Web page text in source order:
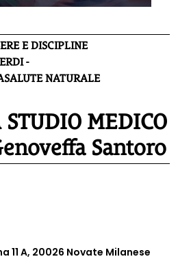
E DISCIPLINE
-
NATURALE
MEDICO
Santoro
11 A, 20026 Novate Milanese